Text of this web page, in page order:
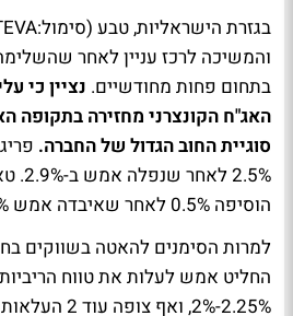
בתחום פחות מחודשיים. נציין כי
האג"ח הקונצרני מחזירה בתקופה
סוגיית החוב הגדול של החברה.
הוסיפה 0.5% לאחר שאיבדה אמש 2.8%.
למרות הסימנים להאטה בשווקים
החליט אמש לעלות את טווח